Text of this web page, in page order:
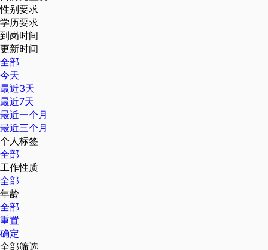
性别要求
学历要求
到岗时间
更新时间
全部
今天
最近3天
最近7天
最近一个月
最近三个月
个人标签
全部
工作性质
全部
年龄
全部
重置
确定
全部筛选